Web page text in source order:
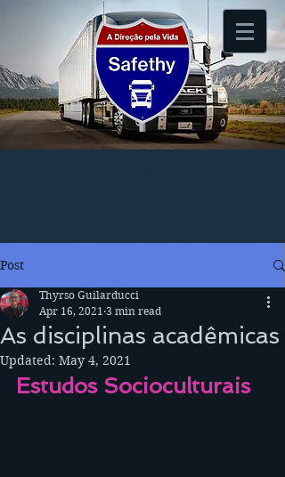
Post
As disciplinas acadêmicas
Thyrso Guilarducci
Apr 16, 2021 3 min read
Updated: May 4, 2021
Estudos Socioculturais